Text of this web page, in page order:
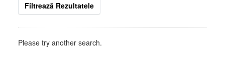
Filtrează Rezultatele
Please try another search.